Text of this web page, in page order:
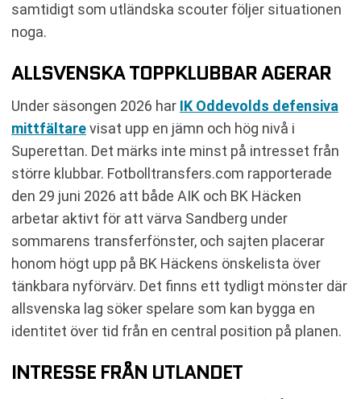
samtidigt som utländska scouter följer situationen
noga.
ALLSVENSKA TOPPKLUBBAR AGERAR
Under säsongen 2026 har IK Oddevolds defensiva
mittfältarevisat upp en jämn och hög nivå i
Superettan. Det märks inte minst på intresset från
större klubbar. Fotbolltransfers.com rapporterade
den 29 juni 2026 att både AIK och BK Häcken
arbetar aktivt för att värva Sandberg under
sommarens transferfönster, och sajten placerar
honom högt upp på BK Häckens önskelista över
tänkbara nyförvärv. Det finns ett tydligt mönster där
allsvenska lag söker spelare som kan bygga en
identitet över tid från en central position på planen.
INTRESSE FRÅN UTLANDET